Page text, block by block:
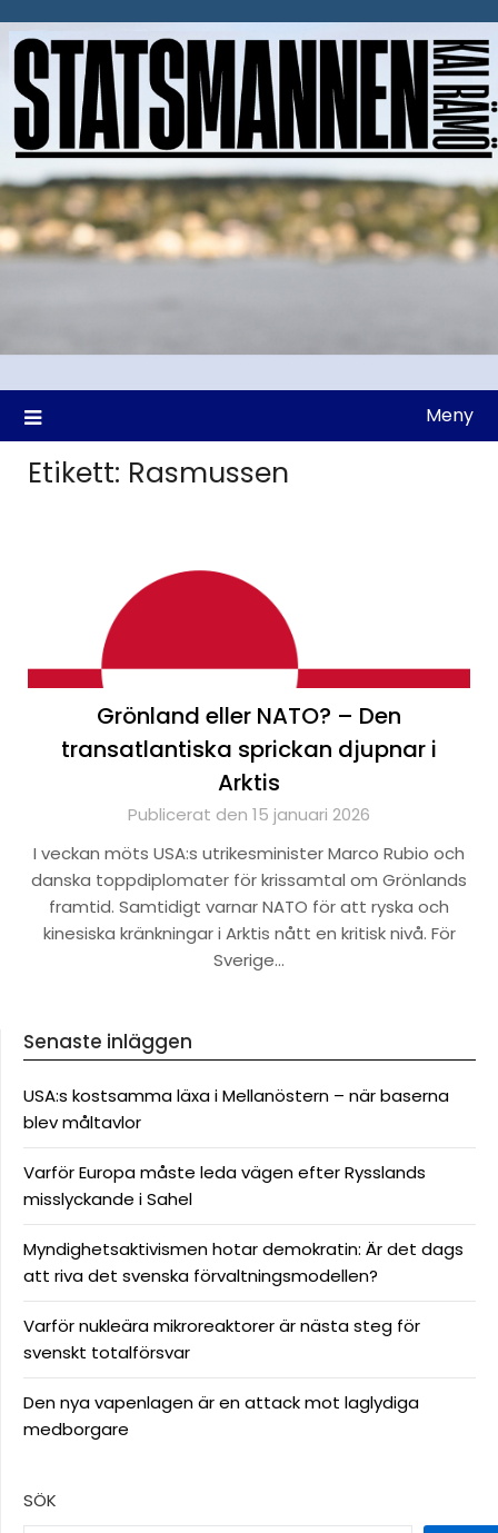
till
Meny
Etikett: Rasmussen
Grönland eller NATO? – Den
transatlantiska sprickan djupnar i
Arktis
Publicerat den 15 januari 2026
I veckan möts USA:s utrikesminister Marco Rubio och
danska toppdiplomater för krissamtal om Grönlands
framtid. Samtidigt varnar NATO för att ryska och
kinesiska kränkningar i Arktis nått en kritisk nivå. För
Sverige…
Senaste inläggen
USA:s kostsamma läxa i Mellanöstern – när baserna
blev måltavlor
Varför Europa måste leda vägen efter Rysslands
misslyckande i Sahel
Myndighetsaktivismen hotar demokratin: Är det dags
att riva det svenska förvaltningsmodellen?
Varför nukleära mikroreaktorer är nästa steg för
svenskt totalförsvar
Den nya vapenlagen är en attack mot laglydiga
medborgare
SÖK